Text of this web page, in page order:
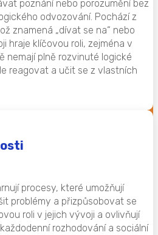
poznání nebo porozumění bez
odvozování. Pochází z
znamená „dívat se na“ nebo
hraje klíčovou roli, zejména v
nemají plně rozvinuté logické
reagovat a učit se z vlastních
procesy, které umožňují
problémy a přizpůsobovat se
roli v jejich vývoji a ovlivňují
rozhodování a sociální